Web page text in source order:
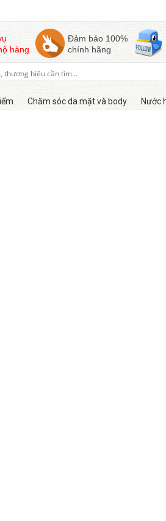
hàng
Đảm bảo 100%
chính hãng
Chăm sóc da mặt và body Nước